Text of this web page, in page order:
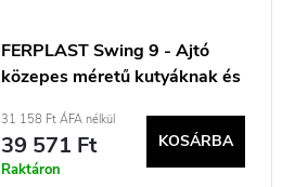
FERPLAST Swing 9 - Ajtó
közepes méretű kutyáknak és
31 158 Ft ÁFA nélkül
39 571 Ft
Raktáron
KOSÁRBA